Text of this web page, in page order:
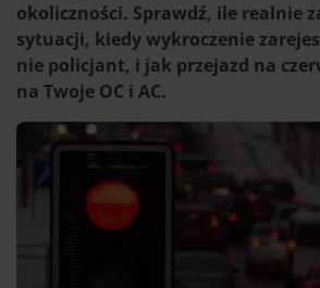
okoliczności. Sprawdź, ile realnie
sytuacji, kiedy wykroczenie
nie policjant, i jak przejazd na
na Twoje OC i AC.